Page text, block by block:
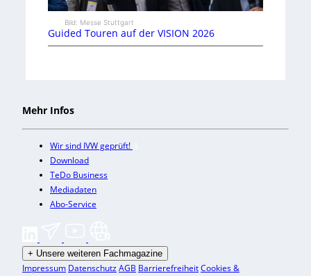
Bild: Messe Stuttgart
Guided Touren auf der VISION 2026
Mehr Infos
Wir sind IVW geprüft!
Download
TeDo Business
Mediadaten
Abo-Service
+ Unsere weiteren Fachmagazine
Impressum DatenschutzAGB BarrierefreiheitCookies &